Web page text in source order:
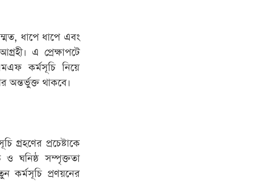
ধাপে ধাপে এবং
এ প্রেক্ষাপটে
কর্মসূচি নিয়ে
অন্তর্ভুক্ত থাকবে।
গ্রহণের প্রচেষ্টাকে
ঘনিষ্ঠ সম্পৃক্ততা
কর্মসূচি প্রণয়নের